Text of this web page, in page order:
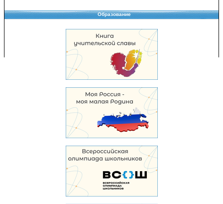
Образование
Copyright © 2008-2026 Управление образования
Перепечатка и использование материалов возможны только с разрешения
Управления образования.
103,970,164 уникальных посетителей